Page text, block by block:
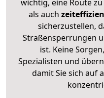
wichtig, eine Route
als auch
sicherzustellen,
Straßensperrungen
ist. Keine
Spezialisten und
damit Sie sich auf